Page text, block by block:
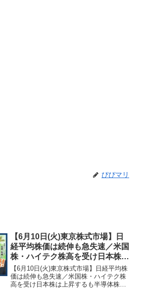
ぴぴマリ
【6月10日(火)東京株式市場】日
経平均株価は続伸も急失速／米国
株・ハイテク株高を受け日本株は
上昇するも半導体株は伸び悩み／
スタンダード指数はビットコイン
関連株けん引／日米両政府はG7
【6月10日(火)東京株式市場】日経平均株
価は続伸も急失速／米国株・ハイテク株
高を受け日本株は上昇するも半導体株は